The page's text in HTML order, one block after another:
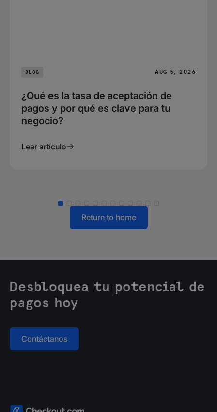
BLOG AUG 5, 2026
¿Qué es la tasa de aceptación de
pagos y por qué es clave para tu
negocio?
Leer artículo
Return to home
Desbloquea tu potencial de
pagos hoy
Contáctanos